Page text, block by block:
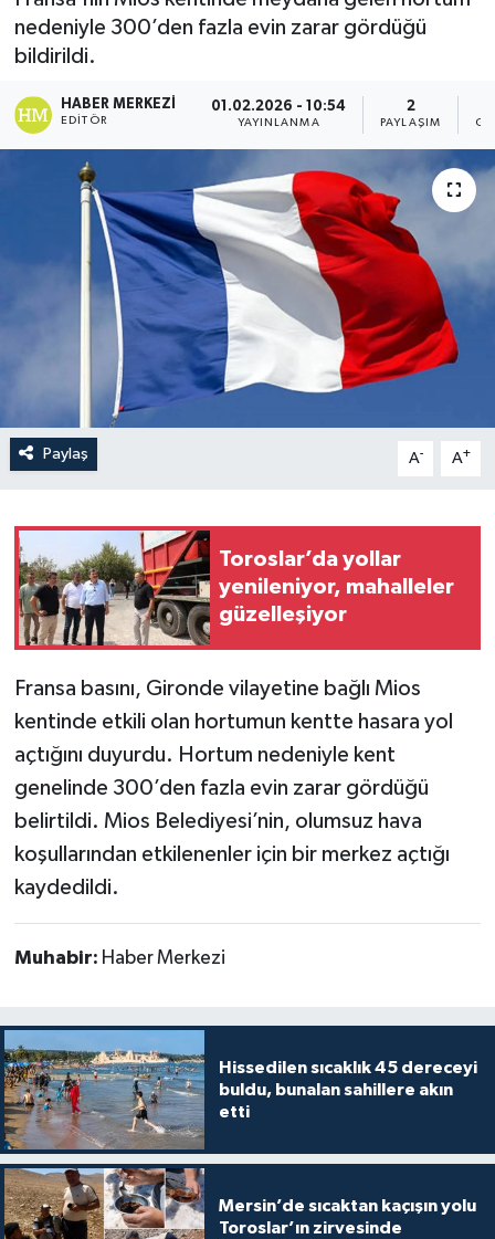
nedeniyle 300’den fazla evin zarar gördüğü
bildirildi.
HABER MERKEZI
EDITÖR
01.02.2026 - 10:54
YAYINLANMA
2
PAYLAŞIM
Paylaş A- A+
Toroslar’da yollar
yenileniyor, mahalleler
güzelleşiyor
Fransa basını, Gironde vilayetine bağlı Mios
kentinde etkili olan hortumun kentte hasara yol
açtığını duyurdu. Hortum nedeniyle kent
genelinde 300’den fazla evin zarar gördüğü
belirtildi. Mios Belediyesi’nin, olumsuz hava
koşullarından etkilenenler için bir merkez açtığı
kaydedildi.
Muhabir: Haber Merkezi
Hissedilen sıcaklık 45 dereceyi
buldu, bunalan sahillere akın
etti
Mersin’de sıcaktan kaçışın yolu
Toroslar’ın zirvesinde